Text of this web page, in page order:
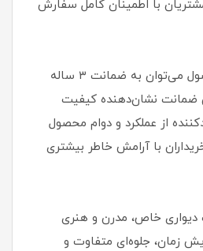
با اطمینان کامل سفارش
از دیگر مزایای این محصول می‌توان به ضمانت ۳ ساله
ضمانت نشان‌دهنده کیفیت
از عملکرد و دوام محصول
با آرامش خاطر بیشتری
دیواری خاص، مدرن و هنری
زمان، جلوه‌ای متفاوت و